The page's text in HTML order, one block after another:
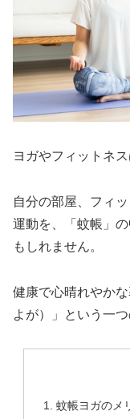
ヨガやフィットネ
自分の部屋、フィ
運動を、「蚊帳」
もしれません。
健康で心晴れやか
よが）」という一
蚊帳ヨガのメ